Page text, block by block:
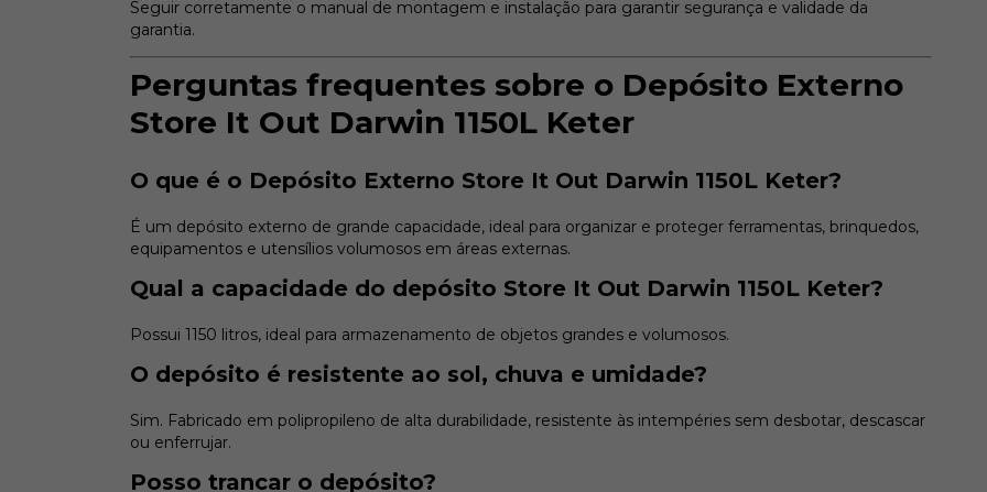
Seguir corretamente o manual de montagem e instalação para garantir segurança e validade da
garantia.
Perguntas frequentes sobre o Depósito Externo
Store It Out Darwin 1150L Keter
O que é o Depósito Externo Store It Out Darwin 1150L Keter?
É um depósito externo de grande capacidade, ideal para organizar e proteger ferramentas, brinquedos,
equipamentos e utensílios volumosos em áreas externas.
Qual a capacidade do depósito Store It Out Darwin 1150L Keter?
Possui 1150 litros, ideal para armazenamento de objetos grandes e volumosos.
O depósito é resistente ao sol, chuva e umidade?
Sim. Fabricado em polipropileno de alta durabilidade, resistente às intempéries sem desbotar, descascar
ou enferrujar.
Posso trancar o depósito?